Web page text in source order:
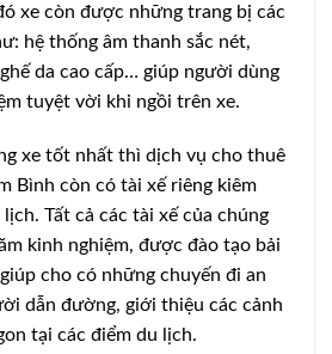
xe còn được những trang bị các
hệ thống âm thanh sắc nét,
da cao cấp… giúp người dùng
tuyệt vời khi ngồi trên xe.
xe tốt nhất thì dịch vụ cho thuê
Bình còn có tài xế riêng kiêm
Tất cả các tài xế của chúng
kinh nghiệm, được đào tạo bải
cho có những chuyến đi an
dẫn đường, giới thiệu các cảnh
tại các điểm du lịch.